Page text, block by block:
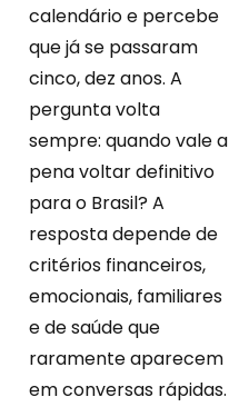
calendário e percebe
que já se passaram
cinco, dez anos. A
pergunta volta
sempre: quando vale a
pena voltar definitivo
para o Brasil? A
resposta depende de
critérios financeiros,
emocionais, familiares
e de saúde que
raramente aparecem
em conversas rápidas.